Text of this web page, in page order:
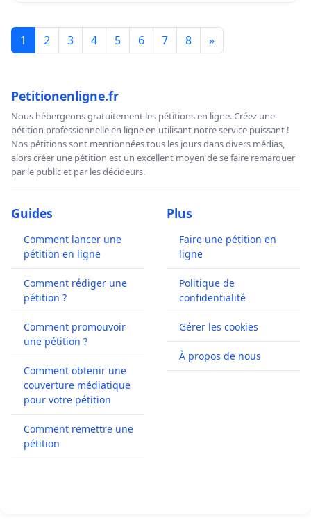
1 2 3 4 5 6 7 8 »
Petitionenligne.fr
Nous hébergeons gratuitement les pétitions en ligne. Créez une
pétition professionnelle en ligne en utilisant notre service puissant !
Nos pétitions sont mentionnées tous les jours dans divers médias,
alors créer une pétition est un excellent moyen de se faire remarquer
par le public et par les décideurs.
Guides
Comment lancer une
pétition en ligne
Comment rédiger une
pétition ?
Comment promouvoir
une pétition ?
Comment obtenir une
couverture médiatique
pour votre pétition
Comment remettre une
pétition
Plus
Faire une pétition en
ligne
Politique de
confidentialité
Gérer les cookies
À propos de nous